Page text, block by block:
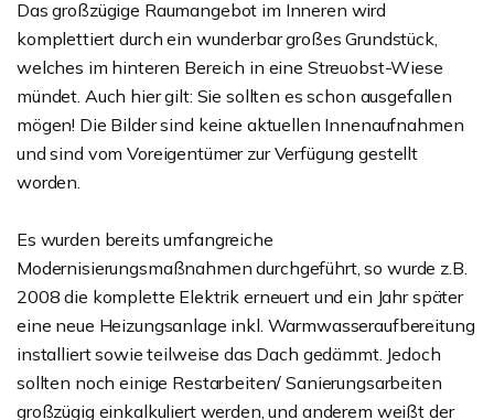
Das großzügige Raumangebot im Inneren wird
komplettiert durch ein wunderbar großes Grundstück,
welches im hinteren Bereich in eine Streuobst-Wiese
mündet. Auch hier gilt: Sie sollten es schon ausgefallen
mögen! Die Bilder sind keine aktuellen Innenaufnahmen
und sind vom Voreigentümer zur Verfügung gestellt
worden.
Es wurden bereits umfangreiche
Modernisierungsmaßnahmen durchgeführt, so wurde z.B.
2008 die komplette Elektrik erneuert und ein Jahr später
eine neue Heizungsanlage inkl. Warmwasseraufbereitung
installiert sowie teilweise das Dach gedämmt. Jedoch
sollten noch einige Restarbeiten/ Sanierungsarbeiten
großzügig einkalkuliert werden, und anderem weißt der